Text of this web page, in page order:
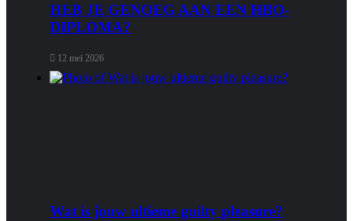
HEB JE GENOEG AAN EEN HBO-
DIPLOMA?
12 mei 2026
Wat is jouw ultieme guilty pleasure?